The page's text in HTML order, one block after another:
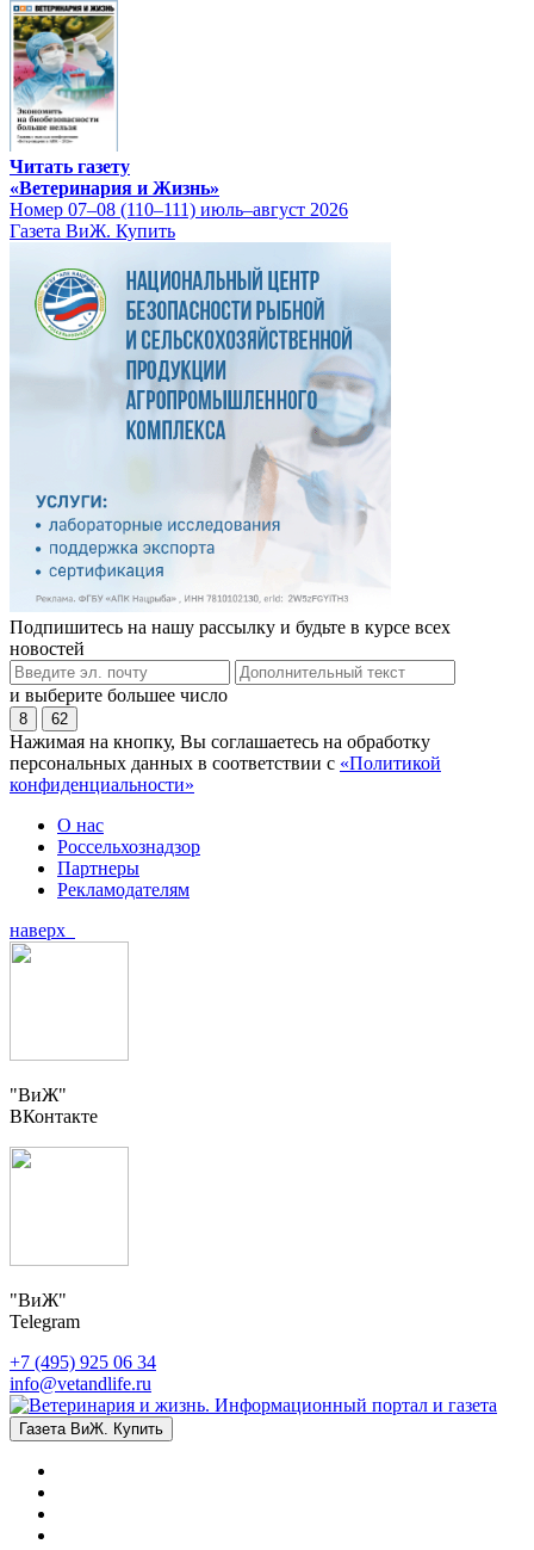
Читать газету
«Ветеринария и Жизнь»
Номер 07–08 (110–111) июль–август 2026
Газета ВиЖ. Купить
Подпишитесь на нашу рассылку и будьте в курсе всех
новостей
и выберите большее число
8 62
Нажимая на кнопку, Вы соглашаетесь на обработку
персональных данных в соответствии с «Политикой
конфиденциальности»
О нас
Россельхознадзор
Партнеры
Рекламодателям
наверх
"ВиЖ"
ВКонтакте
"ВиЖ"
Telegram
+7 (495) 925 06 34
info@vetandlife.ru
Газета ВиЖ. Купить